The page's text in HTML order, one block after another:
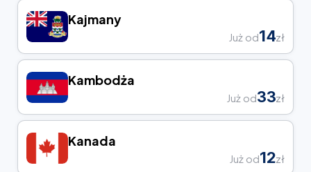
Kajmany
Już od14zł
Kambodża
Już od33zł
Kanada
Już od12zł